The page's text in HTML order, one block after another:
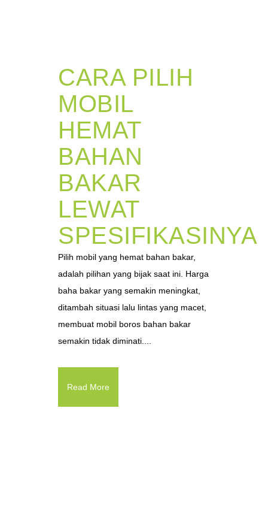
CARA PILIH
MOBIL
HEMAT
BAHAN
BAKAR
LEWAT
SPESIFIKASINYA
Pilih mobil yang hemat bahan bakar,
adalah pilihan yang bijak saat ini. Harga
baha bakar yang semakin meningkat,
ditambah situasi lalu lintas yang macet,
membuat mobil boros bahan bakar
semakin tidak diminati....
Read More